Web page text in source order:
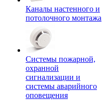
Каналы настенного и
потолочного монтажа
Системы пожарной,
охранной
сигнализации и
системы аварийного
оповещения